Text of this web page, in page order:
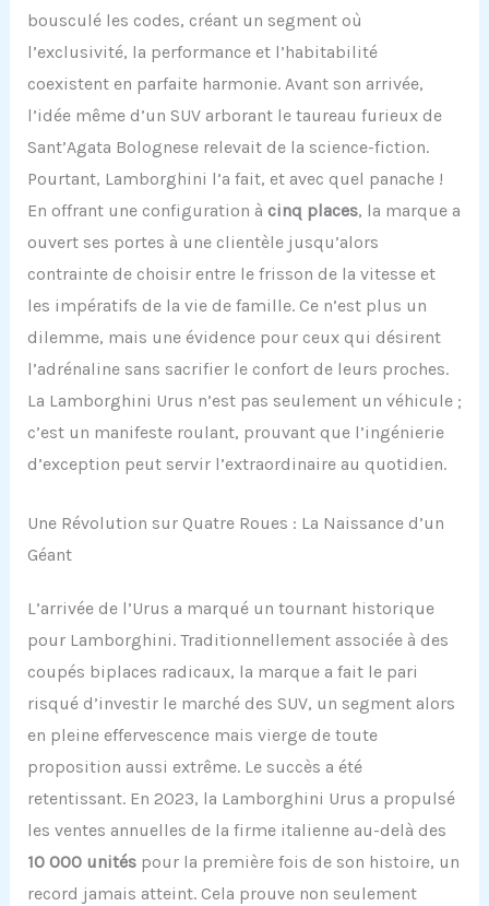
bousculé les codes, créant un segment où
l’exclusivité, la performance et l’habitabilité
coexistent en parfaite harmonie. Avant son arrivée,
l’idée même d’un SUV arborant le taureau furieux de
Sant’Agata Bolognese relevait de la science-fiction.
Pourtant, Lamborghini l’a fait, et avec quel panache !
En offrant une configuration à cinq places, la marque a
ouvert ses portes à une clientèle jusqu’alors
contrainte de choisir entre le frisson de la vitesse et
les impératifs de la vie de famille. Ce n’est plus un
dilemme, mais une évidence pour ceux qui désirent
l’adrénaline sans sacrifier le confort de leurs proches.
La Lamborghini Urus n’est pas seulement un véhicule ;
c’est un manifeste roulant, prouvant que l’ingénierie
d’exception peut servir l’extraordinaire au quotidien.
Une Révolution sur Quatre Roues : La Naissance d’un
Géant
L’arrivée de l’Urus a marqué un tournant historique
pour Lamborghini. Traditionnellement associée à des
coupés biplaces radicaux, la marque a fait le pari
risqué d’investir le marché des SUV, un segment alors
en pleine effervescence mais vierge de toute
proposition aussi extrême. Le succès a été
retentissant. En 2023, la Lamborghini Urus a propulsé
les ventes annuelles de la firme italienne au-delà des
10 000 unitéspour la première fois de son histoire, un
record jamais atteint. Cela prouve non seulement